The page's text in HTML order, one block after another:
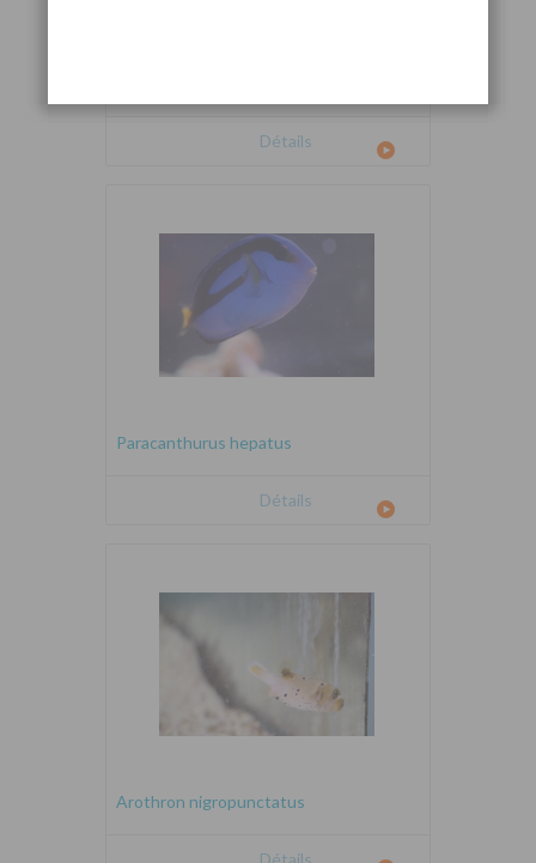
Détails
Paracanthurus hepatus
Détails
Arothron nigropunctatus
Détails